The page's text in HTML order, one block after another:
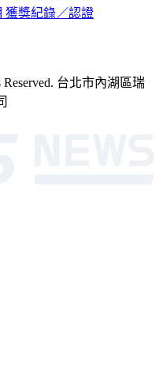
獲獎紀錄／認證
台北市內湖區瑞